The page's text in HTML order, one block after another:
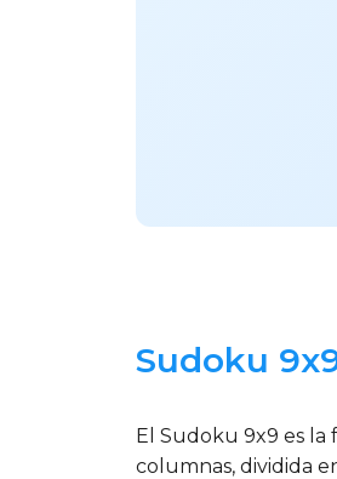
Sudoku
El Sudoku 9x9 es la
columnas, dividida